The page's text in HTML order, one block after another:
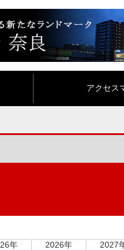
アクセス
年
2026年
2027